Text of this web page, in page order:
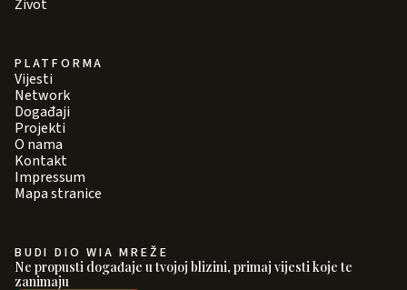
Život
PLATFORMA
Vijesti
Network
Događaji
Projekti
O nama
Kontakt
Impressum
Mapa stranice
BUDI DIO WIA MREŽE
Ne propusti događaje u tvojoj blizini, primaj vijesti koje te
zanimaju